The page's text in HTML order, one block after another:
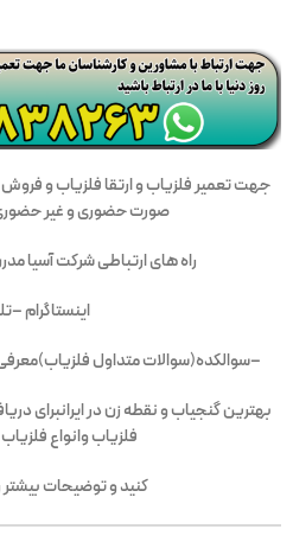
جهت تعمیر فلزیاب و ارتقا فلزیاب و
صورت حضوری و غیر حضوری
راه های ارتباطی شرکت آسیا
اینستاگرام –
–سوالکده(سوالات متداول فلزیاب)
بهترین گنجیاب و نقطه زن در ایرانبرای
فلزیاب وانواع
کنید و توضیحات بیشتر